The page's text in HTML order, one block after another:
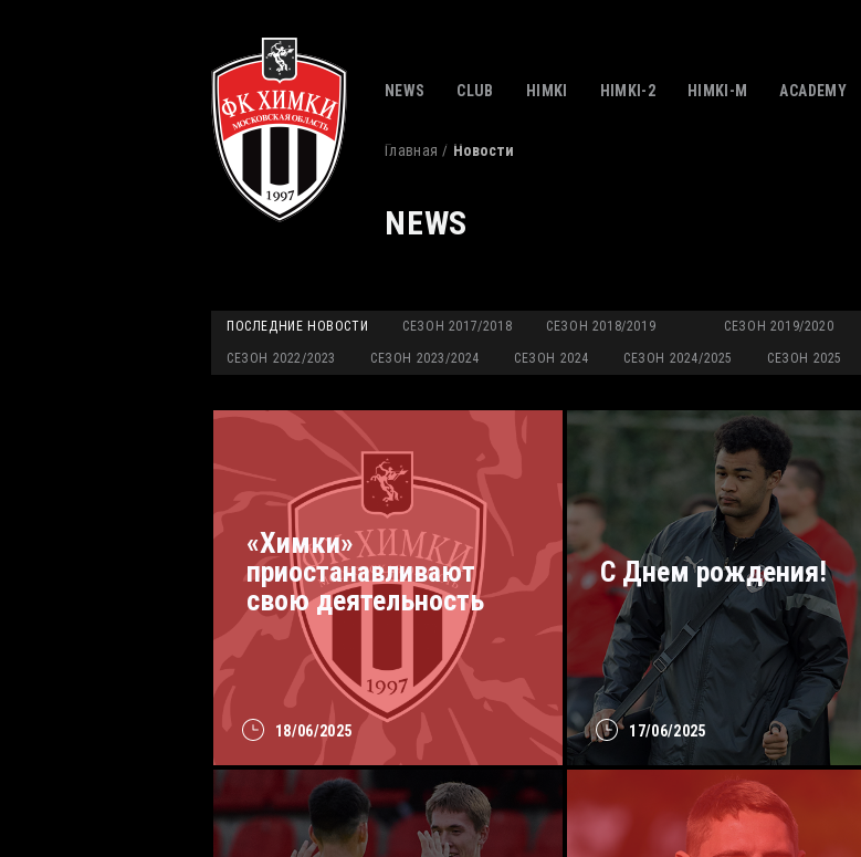
NEWS CLUB HIMKI HIMKI-2 HIMKI-M ACADEMY
Главная Новости
NEWS
ПОСЛЕДНИЕ НОВОСТИ СЕЗОН 2017/2018 СЕЗОН 2018/2019 СЕЗОН 2019/2020
СЕЗОН 2022/2023 СЕЗОН 2023/2024 СЕЗОН 2024 СЕЗОН 2024/2025 СЕЗОН 2025
18/06/2025
«Химки»
приостанавливают
свою деятельность
17/06/2025
С Днем рождения!